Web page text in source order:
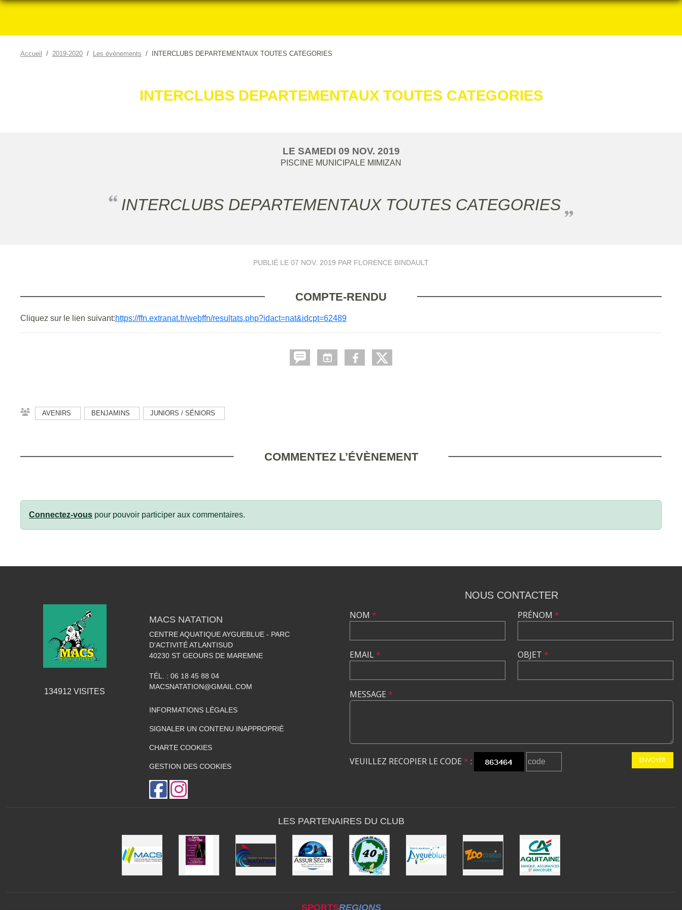
Accueil 2019-2020 Les évènements INTERCLUBS DEPARTEMENTAUX TOUTES CATEGORIES
INTERCLUBS DEPARTEMENTAUX TOUTES CATEGORIES
LE SAMEDI 09 NOV. 2019
PISCINE MUNICIPALE MIMIZAN
INTERCLUBS DEPARTEMENTAUX TOUTES CATEGORIES
PUBLIÉ LE 07 NOV. 2019 PAR FLORENCE BINDAULT
COMPTE-RENDU
Cliquez sur le lien suivant:https://ffn.extranat.fr/webffn/resultats.php?idact=nat&idcpt=62489
AVENIRS BENJAMINS JUNIORS / SÉNIORS
COMMENTEZ L’ÉVÈNEMENT
Connectez-vous pour pouvoir participer aux commentaires.
134912 VISITES
MACS NATATION
CENTRE AQUATIQUE AYGUEBLUE - PARC
D'ACTIVITÉ ATLANTISUD
40230 ST GEOURS DE MAREMNE
TÉL. : 06 18 45 88 04
MACSNATATION@GMAIL.COM
INFORMATIONS LÉGALES
SIGNALER UN CONTENU INAPPROPRIÉ
CHARTE COOKIES
GESTION DES COOKIES
NOUS CONTACTER
NOM *
EMAIL*
PRÉNOM *
OBJET *
MESSAGE *
VEUILLEZ RECOPIER LE CODE * : ENVOYER
LES PARTENAIRES DU CLUB
SPORTSREGIONS